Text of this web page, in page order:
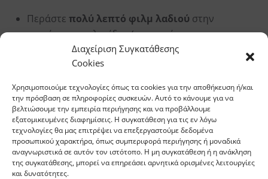
Διαχείριση Συγκατάθεσης
Cookies
Χρησιμοποιούμε τεχνολογίες όπως τα cookies για την αποθήκευση ή/και
την πρόσβαση σε πληροφορίες συσκευών. Αυτό το κάνουμε για να
βελτιώσουμε την εμπειρία περιήγησης και να προβάλλουμε
εξατομικευμένες διαφημίσεις. Η συγκατάθεση για τις εν λόγω
τεχνολογίες θα μας επιτρέψει να επεξεργαστούμε δεδομένα
προσωπικού χαρακτήρα, όπως συμπεριφορά περιήγησης ή μοναδικά
αναγνωριστικά σε αυτόν τον ιστότοπο. Η μη συγκατάθεση ή η ανάκληση
της συγκατάθεσης, μπορεί να επηρεάσει αρνητικά ορισμένες λειτουργίες
και δυνατότητες.
Περάστε πολύ λεπτό φιλμ λαδιού στην
επιφάνεια της λεπίδας (αντικατάσταση
προστατευτικής πατίνας).
ΤοποθετήστεBlade Guard
Κρεμάστε τα εργαλεία στοFiskars Wall Rack:
μακριά από δάπεδο/υγρασία, όλα σε σειρά –
φαίνεται αμέσως ό,τι λείπει.
Σε αποθήκες με υγρασία, τοποθετήστε
σακουλάκια silica gelκοντά στο σημείο φύλαξης.